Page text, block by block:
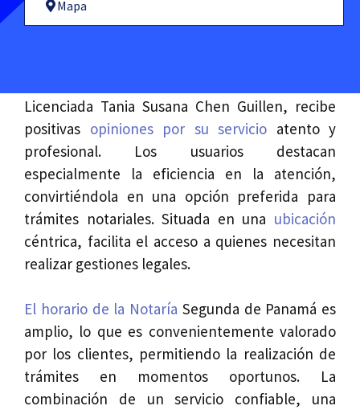
Mapa
Licenciada Tania Susana Chen Guillen, recibe
positivas opiniones por su servicio atento y
profesional. Los usuarios destacan
especialmente la eficiencia en la atención,
convirtiéndola en una opción preferida para
trámites notariales. Situada en una ubicación
céntrica, facilita el acceso a quienes necesitan
realizar gestiones legales.
El horario de la Notaría Segunda de Panamá es
amplio, lo que es convenientemente valorado
por los clientes, permitiendo la realización de
trámites en momentos oportunos. La
combinación de un servicio confiable, una